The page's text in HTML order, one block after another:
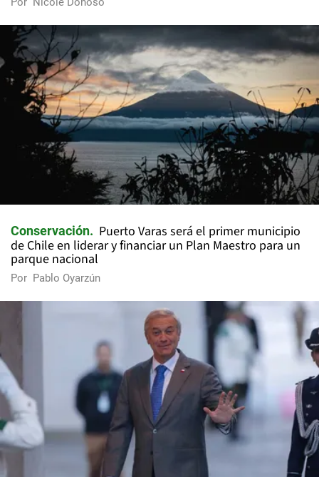
Conservación
Puerto Varas será el primer municipio
de Chile en liderar y financiar un Plan Maestro para un
parque nacional
Por Pablo Oyarzún